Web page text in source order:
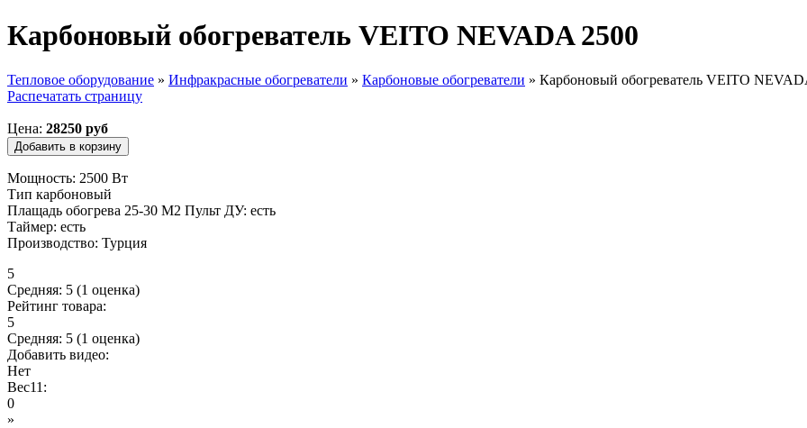
Карбоновый обогреватель VEITO NEVADA 2500
Вы здесь
Тепловое оборудование » Инфракрасные обогреватели » Карбоновые обогреватели » Карбоновый обогреватель VEITO
Распечатать страницу
Цена: 28250 руб
Мощность: 2500 Вт
Тип карбоновый
Плащадь обогрева 25-30 М2 Пульт ДУ: есть
Таймер: есть
Производство: Турция
5
Средняя: 5 (1 оценка)
Рейтинг товара:
5
Средняя: 5 (1 оценка)
Добавить видео:
Нет
Вес11:
0
»